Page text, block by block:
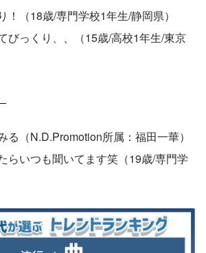
！（18歳/専門学校1年生/静岡県）
びっくり、、（15歳/高校1年生/東京
る（N.D.Promotion所属：福田一華）
らいつも聞いてます笑（19歳/専門学